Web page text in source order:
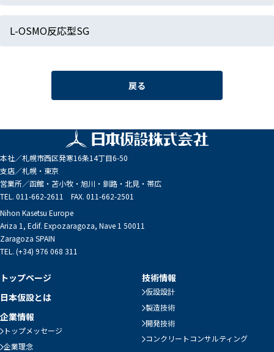
L-OSMO反応型SG
戻る
本社／札幌市西区発寒16条14丁目6-50
支店／札幌・東京
営業所／函館・苫小牧・旭川・釧路・北見・帯広
TEL. 011-662-2611 FAX. 011-662-2501
Nihon Kasetsu Europe
Ariza 1, Edif. Expozaragoza, Nave 1 50011
Zaragoza SPAIN
TEL. (+34) 976 068 311
トップページ
日本仮設とは
企業情報
トップメッセージ
企業理念
技術情報
仮設設計
製造技術
開発技術
コンクリートコンサルティング